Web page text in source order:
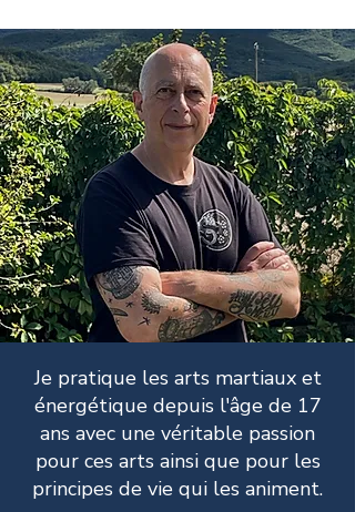
Je pratique les arts martiaux et
énergétique depuis l'âge de 17
ans avec une véritable passion
pour ces arts ainsi que pour les
principes de vie qui les animent.